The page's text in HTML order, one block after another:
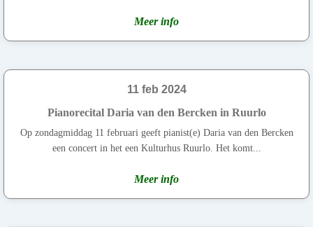
Meer info
11 feb 2024
Pianorecital Daria van den Bercken in Ruurlo
Op zondagmiddag 11 februari geeft pianist(e) Daria van den Bercken
een concert in het een Kulturhus Ruurlo. Het komt...
Meer info